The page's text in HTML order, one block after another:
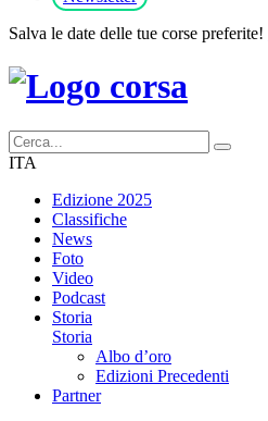
Salva le date delle tue corse preferite!
ITA
Edizione 2025
Classifiche
News
Foto
Video
Podcast
Storia
Storia
Albo d’oro
Edizioni Precedenti
Partner